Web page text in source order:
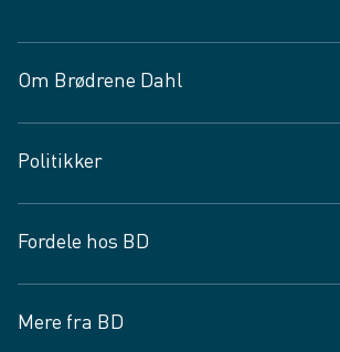
Om Brødrene Dahl
Vagttelefon 30 10 89 89
Spørgsmål og svar
Job og karriere
Fødevarekontrolrapport
Politikker
Privatlivspolitik
Cookies
Vilkår og betingelser
Fordele hos BD
BD app
Mere fra BD